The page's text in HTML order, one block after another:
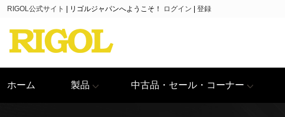
RIGOL公式サイト リゴルジャパンへようこそ！ ログイン 登録
ホーム 製品 中古品・セール・コーナー